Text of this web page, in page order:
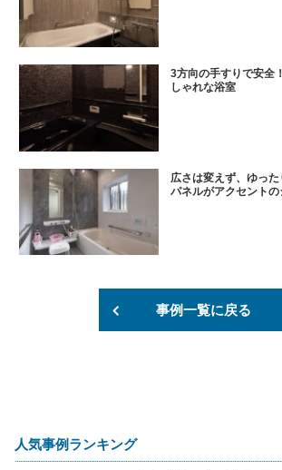
3方向の手すりで安全
しゃれな浴室
広さは変えず、ゆっ
パネルがアクセント
事例一覧に戻る
人気事例ランキング